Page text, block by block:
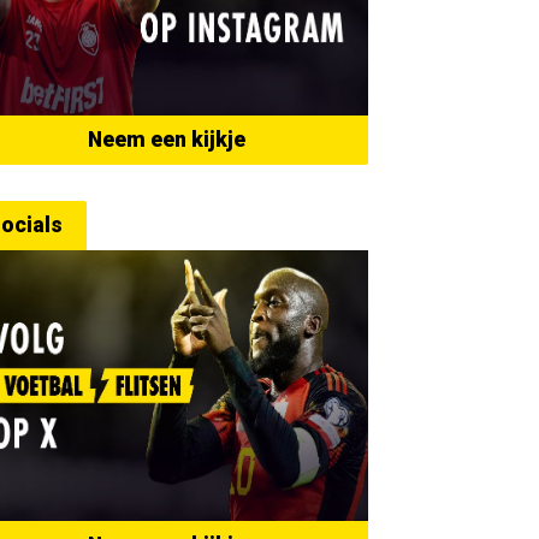
Neem een kijkje